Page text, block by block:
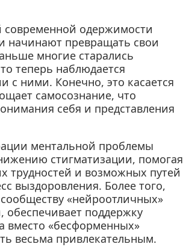
современной одержимости
начинают превращать свои
многие старались
теперь наблюдается
с ними. Конечно, это касается
самосознание, что
себя и представления
ментальной проблемы
стигматизации, помогая
трудностей и возможных путей
выздоровления. Более того,
«нейроотличных»
поддержку
вместо «бесформенных»
весьма привлекательным.